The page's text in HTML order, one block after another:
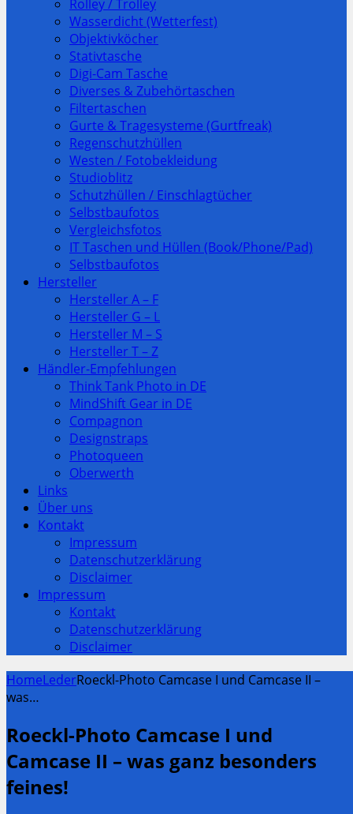
Rolley / Trolley
Wasserdicht (Wetterfest)
Objektivköcher
Stativtasche
Digi-Cam Tasche
Diverses & Zubehörtaschen
Filtertaschen
Gurte & Tragesysteme (Gurtfreak)
Regenschutzhüllen
Westen / Fotobekleidung
Studioblitz
Schutzhüllen / Einschlagtücher
Selbstbaufotos
Vergleichsfotos
IT Taschen und Hüllen (Book/Phone/Pad)
Selbstbaufotos
Hersteller
Hersteller A – F
Hersteller G – L
Hersteller M – S
Hersteller T – Z
Händler-Empfehlungen
Think Tank Photo in DE
MindShift Gear in DE
Compagnon
Designstraps
Photoqueen
Oberwerth
Links
Über uns
Kontakt
Impressum
Datenschutzerklärung
Disclaimer
Impressum
Kontakt
Datenschutzerklärung
Disclaimer
HomeLederRoeckl-Photo Camcase I und Camcase II –
was…
Roeckl-Photo Camcase I und
Camcase II – was ganz besonders
feines!